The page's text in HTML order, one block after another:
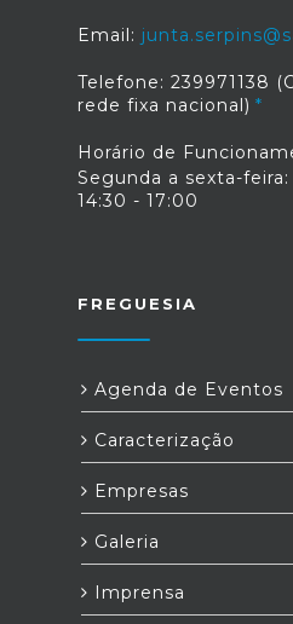
Email:
Telefone: 239971138
rede fixa nacional)
Horário de
Segunda a sexta-
14:30 - 17:00
FREGUESIA
Agenda de Eventos
Caracterização
Empresas
Galeria
Imprensa